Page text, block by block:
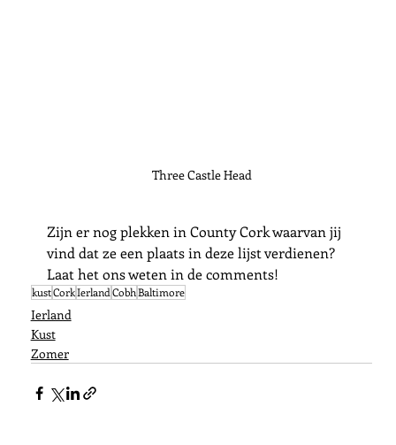
Three Castle Head
Zijn er nog plekken in County Cork waarvan jij
vind dat ze een plaats in deze lijst verdienen?
Laat het ons weten in de comments!
kustCorkIerlandCobhBaltimore
Ierland
Kust
Zomer